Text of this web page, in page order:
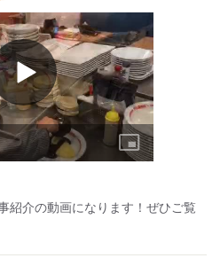
たり)※昨年度実績
あり)
映
ップアップシートで業務の習得具
Play
Video
Picture-
in-
紹介の動画になります！ぜひご覧